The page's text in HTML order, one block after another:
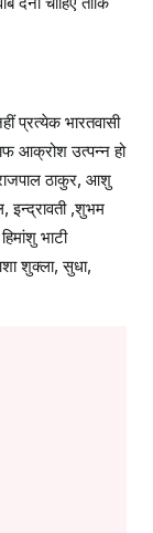
प्रत्येक भारतवासी
आक्रोश उत्पन्न हो
ठाकुर, आशु
इन्द्रावती ,शुभम
भाटी
शुक्ला, सुधा,